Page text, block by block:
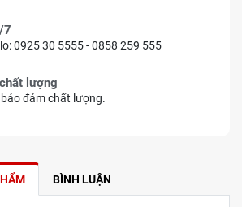
7
0925 30 5555 - 0858 259 555
lượng
đảm chất lượng.
BÌNH LUẬN